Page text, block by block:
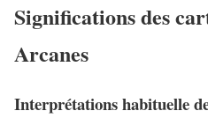
Significations des
Arcanes
Interprétations habituelle